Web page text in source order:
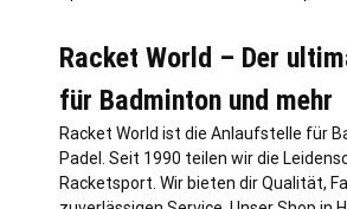
Racket World – Der
für Badminton und mehr
Racket World ist die Anlaufstelle für
Padel. Seit 1990 teilen wir die
Racketsport. Wir bieten dir Qualität,